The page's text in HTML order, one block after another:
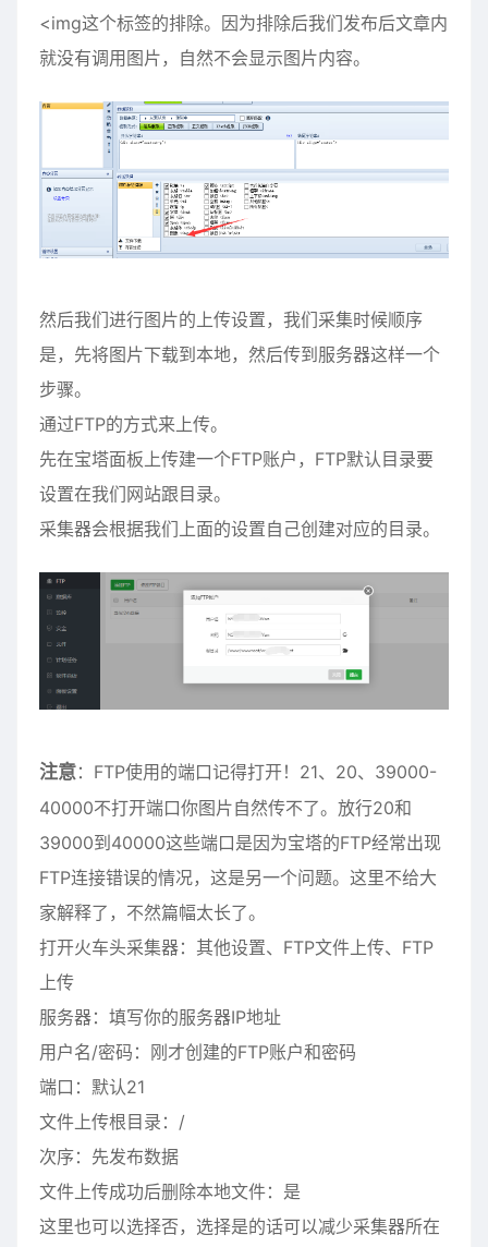
<img这个标签的排除。因为排除后我们发布后文章内
就没有调用图片，自然不会显示图片内容。
然后我们进行图片的上传设置，我们采集时候顺序
是，先将图片下载到本地，然后传到服务器这样一个
步骤。
通过FTP的方式来上传。
先在宝塔面板上传建一个FTP账户，FTP默认目录要
设置在我们网站跟目录。
采集器会根据我们上面的设置自己创建对应的目录。
注意：FTP使用的端口记得打开！21、20、39000-
40000不打开端口你图片自然传不了。放行20和
39000到40000这些端口是因为宝塔的FTP经常出现
FTP连接错误的情况，这是另一个问题。这里不给大
家解释了，不然篇幅太长了。
打开火车头采集器：其他设置、FTP文件上传、FTP
上传
服务器：填写你的服务器IP地址
用户名/密码：刚才创建的FTP账户和密码
端口：默认21
文件上传根目录：/
次序：先发布数据
文件上传成功后删除本地文件：是
这里也可以选择否，选择是的话可以减少采集器所在